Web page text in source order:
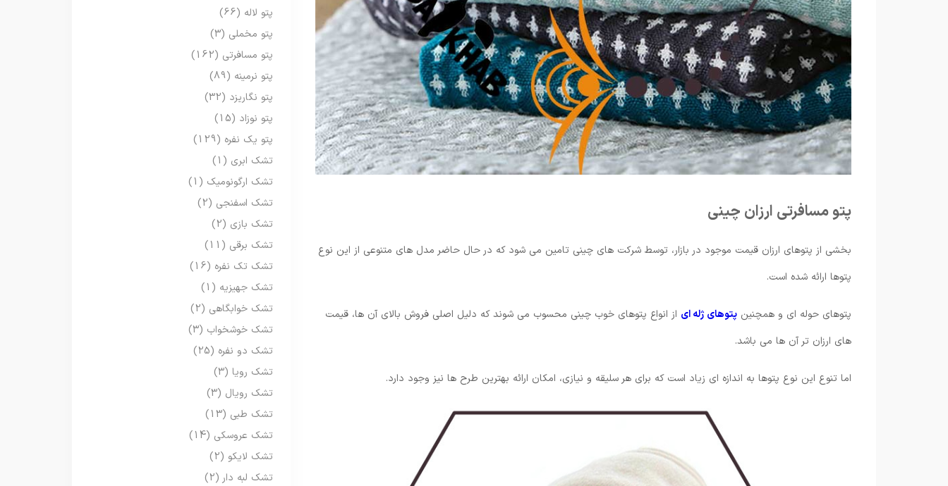
پتو مسافرتی ارزان چینی
بخشی از پتوهای ارزان قیمت موجود در بازار، توسط شرکت های چینی تامین می شود که در حال حاضر مدل های متنوعی از این نوع
پتوها ارائه شده است.
پتوهای حوله ای و همچنین پتوهای ژله ای از انواع پتوهای خوب چینی محسوب می شوند که دلیل اصلی فروش بالای آن ها، قیمت
های ارزان تر آن ها می باشد.
اما تنوع این نوع پتوها به اندازه ای زیاد است که برای هر سلیقه و نیازی، امکان ارائه بهترین طرح ها نیز وجود دارد.
پتو لاله (66)
پتو مخملی (3)
پتو مسافرتی (162)
پتو نرمینه (89)
پتو نگاریزد (32)
پتو نوزاد (15)
پتو یک نفره (129)
تشک ابری (1)
تشک ارگونومیک (1)
تشک اسفنجی (2)
تشک بازی (2)
تشک برقی (11)
تشک تک نفره (16)
تشک جهیزیه (1)
تشک خوابگاهی (2)
تشک خوشخواب (3)
تشک دو نفره (25)
تشک رویا (3)
تشک رویال (3)
تشک طبی (13)
تشک عروسکی (14)
تشک لایکو (2)
تشک لبه دار (2)